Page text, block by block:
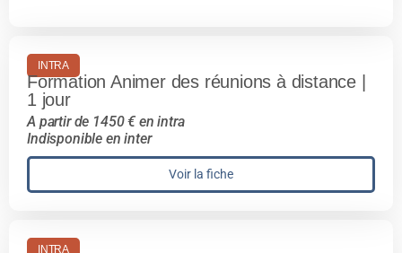
INTRA
Formation Animer des réunions à distance |
1 jour
A partir de 1450 € en intra
Indisponible en inter
Voir la fiche
INTRA